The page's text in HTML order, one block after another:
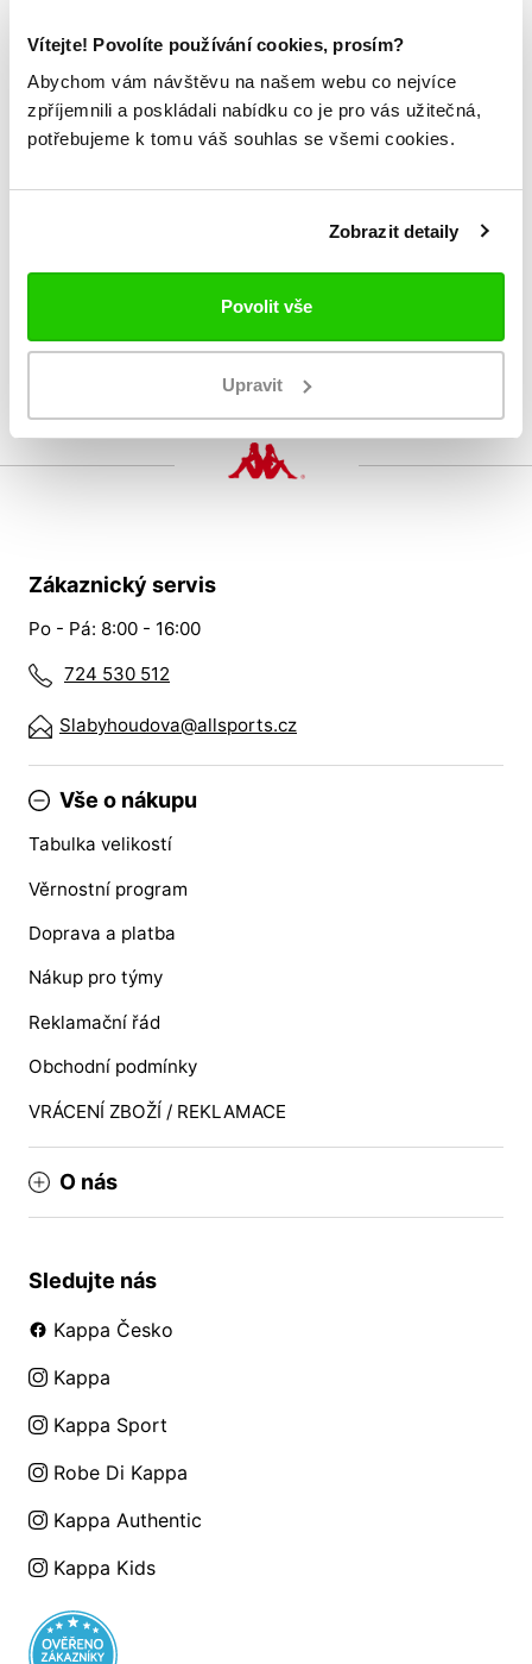
Vítejte! Povolíte používání cookies, prosím?
Abychom vám návštěvu na našem webu co nejvíce
zpříjemnili a poskládali nabídku co je pro vás užitečná,
potřebujeme k tomu váš souhlas se všemi cookies.
Zobrazit detaily
Povolit vše
Upravit
AKCE -50% AKCE -50%
KOMBAT WKT
Zákaznický servis
Po - Pá: 8:00 - 16:00
724 530 512
Slabyhoudova@allsports.cz
Vše o nákupu
Tabulka velikostí
Věrnostní program
Doprava a platba
Nákup pro týmy
Reklamační řád
Obchodní podmínky
VRÁCENÍ ZBOŽÍ / REKLAMACE
O nás
Sledujte nás
Kappa Česko
Kappa
Kappa Sport
Robe Di Kappa
Kappa Authentic
Kappa Kids